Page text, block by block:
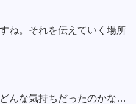
ね。それを伝えていく場所
んな気持ちだったのかな…